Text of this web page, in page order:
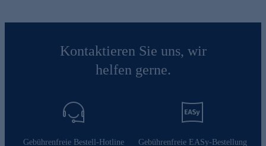
Kontaktieren Sie uns, wir
helfen gerne.
Gebührenfreie Bestell-Hotline Gebührenfreie EASy-Bestellung